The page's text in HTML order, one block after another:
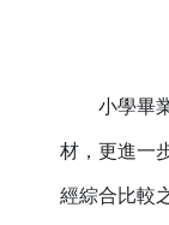
小學畢業
材，更進一
經綜合比較